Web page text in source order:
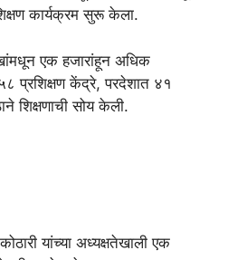
कार्यक्रम सुरू केला.
एक हजारांहून अधिक
प्रशिक्षण केंद्रे, परदेशात ४१
शिक्षणाची सोय केली.
यांच्या अध्यक्षतेखाली एक